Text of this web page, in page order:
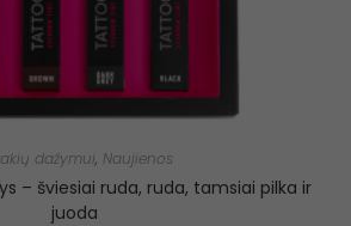
dažymui, Naujienos
– šviesiai ruda, ruda, tamsiai pilka ir
juoda